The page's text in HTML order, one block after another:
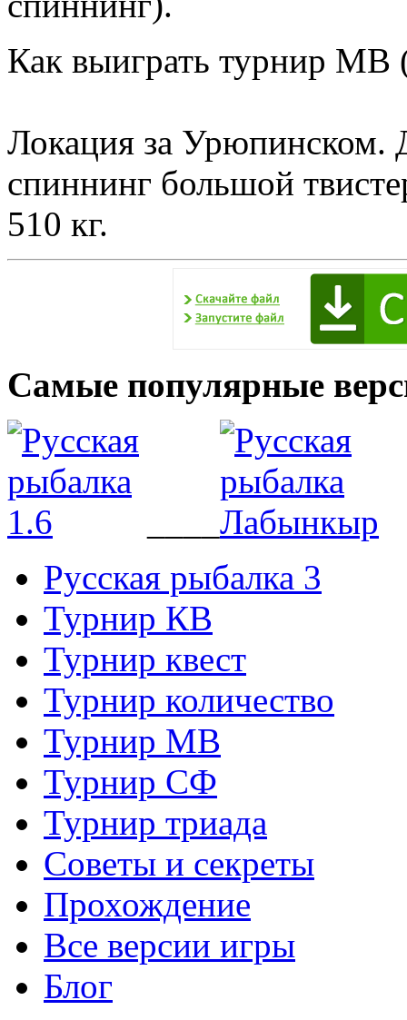
Как выиграть турнир МВ
Локация за Урюпинском.
спиннинг большой
510 кг.
Самые популярные
Русская рыбалка 3
Турнир КВ
Турнир квест
Турнир количество
Турнир МВ
Турнир СФ
Турнир триада
Советы и секреты
Прохождение
Все версии игры
Блог